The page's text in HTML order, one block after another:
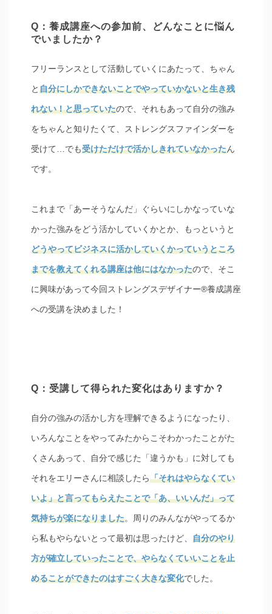
Q：養成講座への参加前、どんなことに悩ん
でいましたか？
フリーランスとして活動していくにあたって、ちゃん
と自分にしかできないことでやっていかないと生き残
れない！と思っていたので、それもあって自分の強み
をちゃんと知りたくて、ストレングスファインダーを
受けて…でも受けただけで活かしきれていなかったん
です。
これまで「あーそうなんだ」ぐらいにしかなっていな
かった強みをどう活かしていくかとか、もっというと
どうやってビジネスに活かしていくかっていうところ
までを教えてくれる講座は他にはなかったので、そこ
に興味があって今回ストレングスデザイナー®︎養成講座
への受講を決めました！
Q：受講して得られた変化はありますか？
自分の強みの活かし方を理解できるようになったり、
いろんなことをやってみたからこそわかったことがた
くさんあって、自分で感じた「違うかも」に対しても
それをエリーさんに相談したら「それはやらなくてい
いよ」と言ってもらえたことで「あ、いいんだ」って
気持ちが楽になりました。周りのみんながやってるか
ら私もやらないとって最初は思ったけど、 自分のやり
方が確立していったことで、やらなくていいことを止
めることができたのはすごく大きな変化でした。